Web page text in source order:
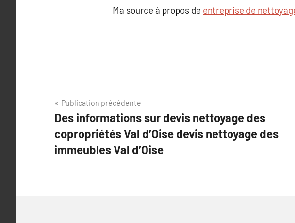
Ma source à propos de entreprise de
Navigation
de
l’article
Publication précédente
Des informations sur devis nettoyage des
copropriétés Val d’Oise devis nettoyage des
immeubles Val d’Oise